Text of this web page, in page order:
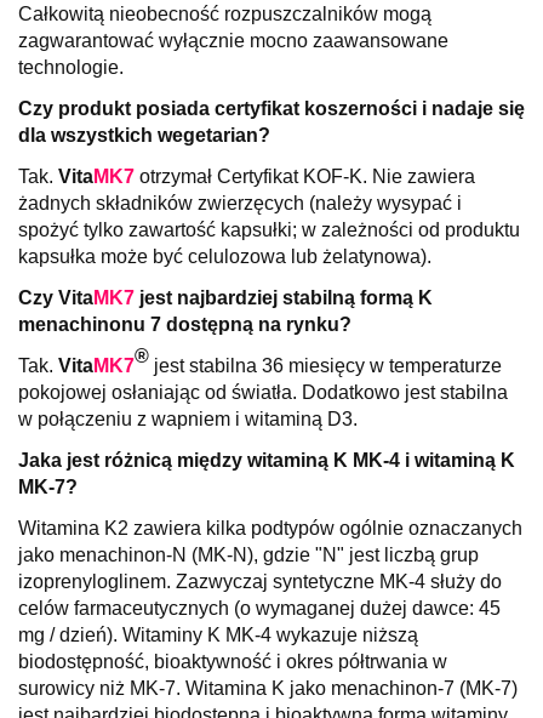
Całkowitą nieobecność rozpuszczalników mogą
zagwarantować wyłącznie mocno zaawansowane
technologie.
Czy produkt posiada certyfikat koszerności i nadaje się
dla wszystkich wegetarian?
Tak. VitaMK7 otrzymał Certyfikat KOF-K. Nie zawiera
żadnych składników zwierzęcych (należy wysypać i
spożyć tylko zawartość kapsułki; w zależności od produktu
kapsułka może być celulozowa lub żelatynowa).
Czy VitaMK7 jest najbardziej stabilną formą K
menachinonu 7 dostępną na rynku?
Tak. VitaMK7® jest stabilna 36 miesięcy w temperaturze
pokojowej osłaniając od światła. Dodatkowo jest stabilna
w połączeniu z wapniem i witaminą D3.
Jaka jest różnicą między witaminą K MK-4 i witaminą K
MK-7?
Witamina K2 zawiera kilka podtypów ogólnie oznaczanych
jako menachinon-N (MK-N), gdzie "N" jest liczbą grup
izoprenyloglinem. Zazwyczaj syntetyczne MK-4 służy do
celów farmaceutycznych (o wymaganej dużej dawce: 45
mg / dzień). Witaminy K MK-4 wykazuje niższą
biodostępność, bioaktywność i okres półtrwania w
surowicy niż MK-7. Witamina K jako menachinon-7 (MK-7)